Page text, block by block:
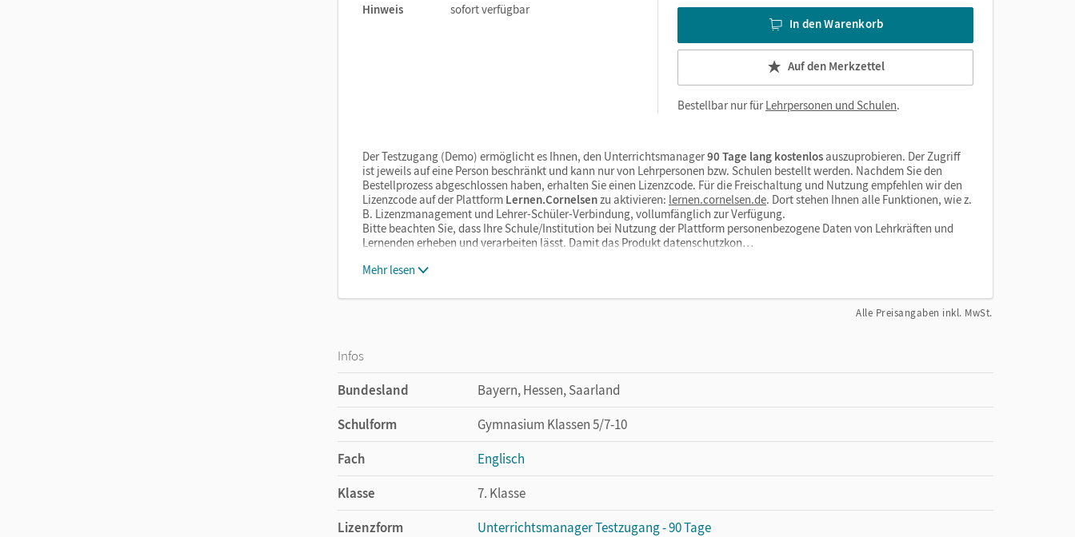
Hinweis
sofort verfügbar
In den Warenkorb
Auf den Merkzettel
Bestellbar nur fürLehrpersonen und Schulen.
Der Testzugang (Demo) ermöglicht es Ihnen, den Unterrichtsmanager90 Tage lang kostenlosauszuprobieren. Der Zugriff
ist jeweils auf eine Person beschränkt und kann nur von Lehrpersonen bzw. Schulen bestellt werden. Nachdem Sie den
Bestellprozess abgeschlossen haben, erhalten Sie einen Lizenzcode. Für die Freischaltung und Nutzung empfehlen wir den
Lizenzcode auf der Plattform Lernen.Cornelsenzu aktivieren: lernen.cornelsen.de. Dort stehen Ihnen alle Funktionen, wie z.
B. Lizenzmanagement und Lehrer-Schüler-Verbindung, vollumfänglich zur Verfügung.
Bitte beachten Sie, dass Ihre Schule/Institution bei Nutzung der Plattform personenbezogene Daten von Lehrkräften und
Lernenden erheben und verarbeiten lässt. Damit das Produkt datenschutzkon…
Mehr lesen
Alle Preisangaben inkl. MwSt.
Infos
Bundesland
Bayern, Hessen, Saarland
Schulform
Gymnasium Klassen 5/7-10
Fach
Englisch
Klasse
7. Klasse
Lizenzform
Unterrichtsmanager Testzugang - 90 Tage